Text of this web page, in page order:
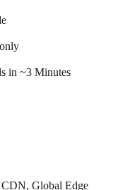
in ~3 Minutes
Global Edge